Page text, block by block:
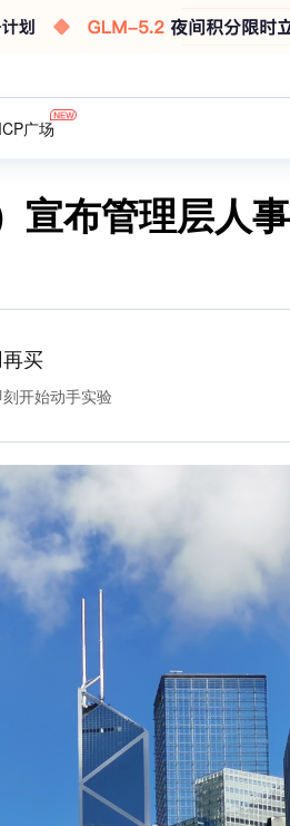
广场
宣布管理层人
买
开始动手实验